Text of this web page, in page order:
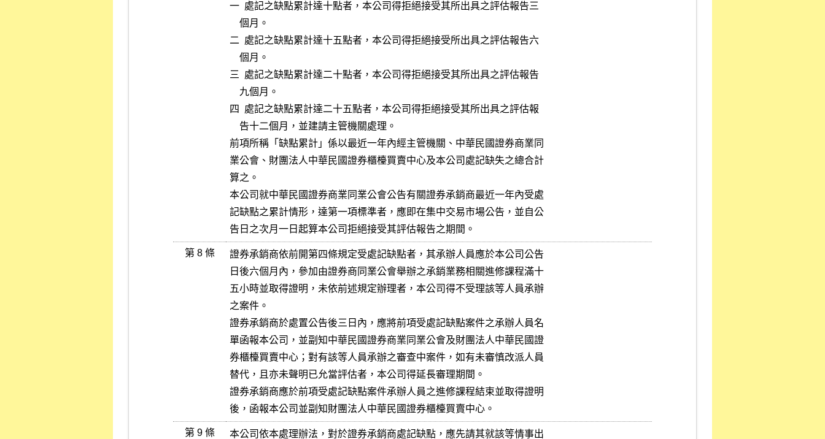
一  處記之缺點累計達十點者，本公司得拒絕接受其所出具之評估報告三
二  處記之缺點累計達十五點者，本公司得拒絕接受所出具之評估報告六
三  處記之缺點累計達二十點者，本公司得拒絕接受其所出具之評估報告
四  處記之缺點累計達二十五點者，本公司得拒絕接受其所出具之評估報
前項所稱「缺點累計」係以最近一年內經主管機關、中華民國證券商業同
業公會、財團法人中華民國證券櫃檯買賣中心及本公司處記缺失之總合計
算之。
本公司就中華民國證券商業同業公會公告有關證券承銷商最近一年內受處
記缺點之累計情形，達第一項標準者，應即在集中交易市場公告，並自公
告日之次月一日起算本公司拒絕接受其評估報告之期間。
第 8 條
證券承銷商依前開第四條規定受處記缺點者，其承辦人員應於本公司公告
日後六個月內，參加由證券商同業公會舉辦之承銷業務相關進修課程滿十
五小時並取得證明，未依前述規定辦理者，本公司得不受理該等人員承辦
之案件。
證券承銷商於處置公告後三日內，應將前項受處記缺點案件之承辦人員名
單函報本公司，並副知中華民國證券商業同業公會及財團法人中華民國證
券櫃檯買賣中心；對有該等人員承辦之審查中案件，如有未審慎改派人員
替代，且亦未聲明已允當評估者，本公司得延長審理期間。
證券承銷商應於前項受處記缺點案件承辦人員之進修課程結束並取得證明
後，函報本公司並副知財團法人中華民國證券櫃檯買賣中心。
第 9 條 本公司依本處理辦法，對於證券承銷商處記缺點，應先請其就該等情事出